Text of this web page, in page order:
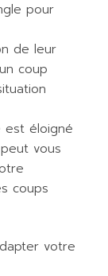
pour
de leur
coup
est éloigné
vous
coups
votre